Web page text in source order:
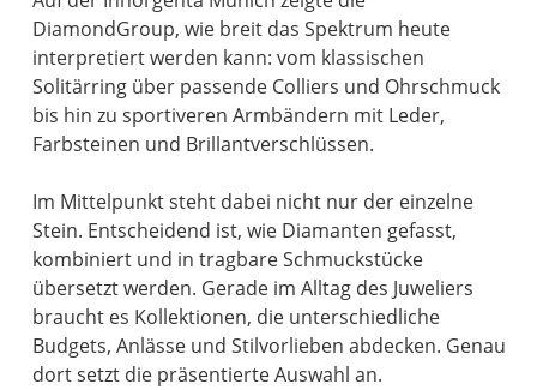
DiamondGroup, wie breit das Spektrum heute
interpretiert werden kann: vom klassischen
Solitärring über passende Colliers und Ohrschmuck
bis hin zu sportiveren Armbändern mit Leder,
Farbsteinen und Brillantverschlüssen.
Im Mittelpunkt steht dabei nicht nur der einzelne
Stein. Entscheidend ist, wie Diamanten gefasst,
kombiniert und in tragbare Schmuckstücke
übersetzt werden. Gerade im Alltag des Juweliers
braucht es Kollektionen, die unterschiedliche
Budgets, Anlässe und Stilvorlieben abdecken. Genau
dort setzt die präsentierte Auswahl an.